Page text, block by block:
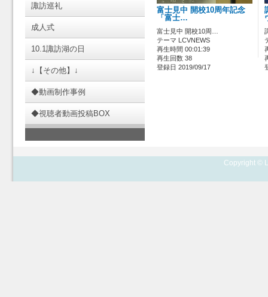
諏訪巡礼
成人式
10.1諏訪湖の日
↓【その他】↓
◆動画制作事例
◆視聴者動画投稿BOX
富士見中 開校10周年記念
「富士…
富士見中 開校10周…
テーマ LCVNEWS
再生時間 00:01:39
再生回数 38
登録日 2019/09/17
Copyright ©